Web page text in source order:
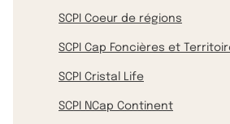
SCPI Coeur de régions
SCPI Cap Foncières et
SCPI Cristal Life
SCPI NCap Continent